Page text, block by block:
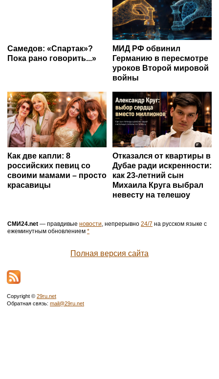
Самедов: «Спартак»?
Пока рано говорить...»
МИД РФ обвинил
Германию в пересмотре
уроков Второй мировой
войны
Как две капли: 8
российских певиц со
своими мамами – просто
красавицы
Отказался от квартиры в
Дубае ради искренности:
как 23-летний сын
Михаила Круга выбрал
невесту на телешоу
СМИ24.net — правдивые новости, непрерывно 24/7 на русском языке с
ежеминутным обновлением *
Полная версия сайта
Copyright © 29ru.net
Обратная связь: mail@29ru.net